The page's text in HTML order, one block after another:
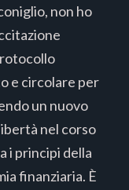
non ho
e circolare per
un nuovo
nel corso
i principi della
finanziaria. È